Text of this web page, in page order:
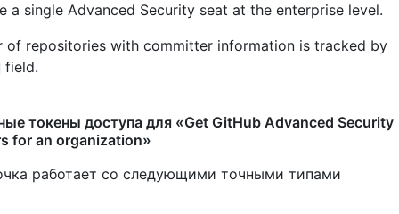
a single Advanced Security seat at the enterprise level.
of repositories with committer information is tracked by
field.
токены доступа для «Get GitHub Advanced Security
for an organization»
работает со следующими точными типами